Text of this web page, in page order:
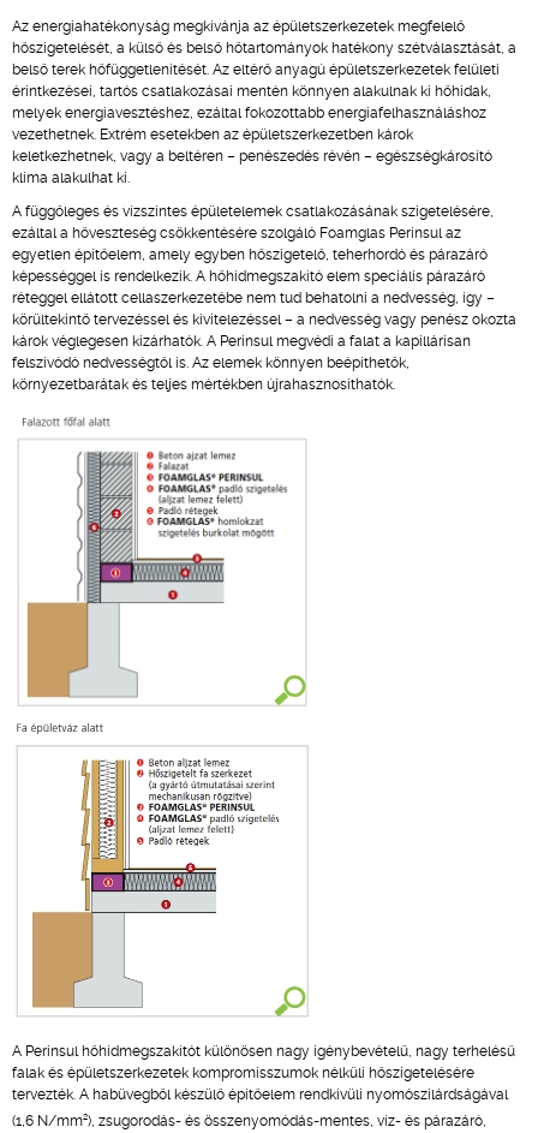
Az energiahatékonyság megkívánja az épületszerkezetek megfelelő
hőszigetelését, a külső és belső hőtartományok hatékony szétválasztását, a
belső terek hőfüggetlenítését. Az eltérő anyagú épületszerkezetek felületi
érintkezései, tartós csatlakozásai mentén könnyen alakulnak ki hőhidak,
melyek energiavesztéshez, ezáltal fokozottabb energiafelhasználáshoz
vezethetnek. Extrém esetekben az épületszerkezetben károk
keletkezhetnek, vagy a beltéren – penészedés révén – egészségkárosító
klíma alakulhat ki.
A függőleges és vízszintes épületelemek csatlakozásának szigetelésére,
ezáltal a hőveszteség csökkentésére szolgáló Foamglas Perinsul az
egyetlen építőelem, amely egyben hőszigetelő, teherhordó és párazáró
képességgel is rendelkezik. A hőhídmegszakító elem speciális párazáró
réteggel ellátott cellaszerkezetébe nem tud behatolni a nedvesség, így –
körültekintő tervezéssel és kivitelezéssel – a nedvesség vagy penész okozta
károk véglegesen kizárhatók. A Perinsul megvédi a falat a kapillárisan
felszívódó nedvességtől is. Az elemek könnyen beépíthetők,
környezetbarátak és teljes mértékben újrahasznosíthatók.
A Perinsul hőhídmegszakítót különösen nagy igénybevételű, nagy terhelésű
falak és épületszerkezetek kompromisszumok nélküli hőszigetelésére
tervezték. A habüvegből készülő építőelem rendkívüli nyomószilárdságával
(1,6 N/mm2), zsugorodás- és összenyomódás-mentes, víz- és párazáró,